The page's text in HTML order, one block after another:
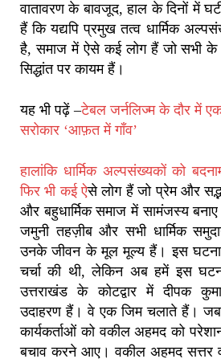
वातावरण के बावजूद, हाल के दिनों में
हैं कि यद्यपि प्रमुख तत्व धार्मिक
है, समाज में ऐसे कई लोग हैं जो सभी के
सिद्धांत पर कायम हैं।
यह भी पढ़ें –टेबल जर्नलिज्म के दौर में
सरोकार ‘आफ़त में गाँव’
हालांकि धार्मिक अल्पसंख्यकों को
फिर भी कई ऐसे लोग हैं जो प्रेम और
और बहुधार्मिक समाज में सामंजस्य
जमुनी तहज़ीब और सभी धार्मिक
उनके जीवन के मूल मूल्य हैं। इस
चर्चा की थी, लेकिन अब हमें इस
उत्तराखंड के कोटद्वार में दीपक
उदाहरण हैं। वे एक जिम चलाते हैं।
कार्यकर्ताओं को वकील अहमद को
बचाव करने आए। वकील अहमद सत्तर